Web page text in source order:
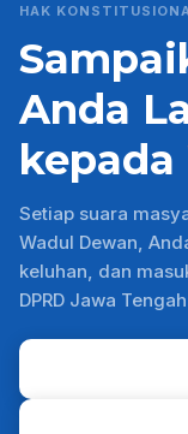
HAK
Anda
kepada
Setiap suara
Wadul Dewan,
keluhan, dan
DPRD Jawa